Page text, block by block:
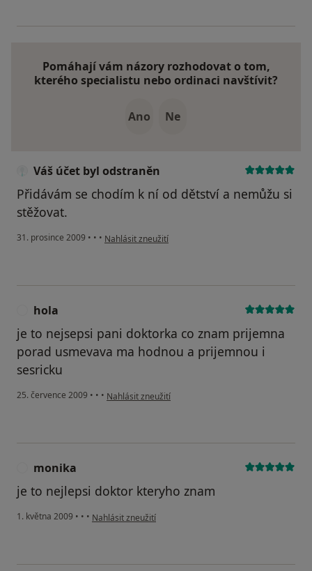
Pomáhají vám názory rozhodovat o tom,
kterého specialistu nebo ordinaci navštívit?
Ano Ne
Váš účet byl odstraněn
Přidávám se chodím k ní od dětství a nemůžu si
stěžovat.
31. prosince 2009 • • • podle názoru uživatele Váš účet byl odstraněn
Nahlásit zneužití
hola
je to nejsepsi pani doktorka co znam prijemna
porad usmevava ma hodnou a prijemnou i
sesricku
25. července 2009 • • • podle názoru uživatele hola
Nahlásit zneužití
monika
je to nejlepsi doktor kteryho znam
1. května 2009 • • • podle názoru uživatele monika
Nahlásit zneužití